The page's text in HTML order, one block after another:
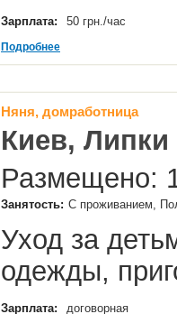
Зарплата: 50 грн./час
Подробнее
Няня, домработница
Киев, Липки
Размещено:
Занятость: С проживанием,
Уход за
одежды,
Зарплата: договорная